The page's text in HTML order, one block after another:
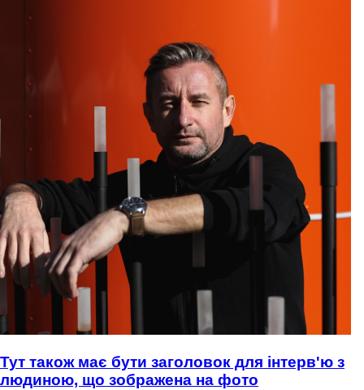
Тут також має бути заголовок для інтерв'ю з
людиною, що зображена на фото